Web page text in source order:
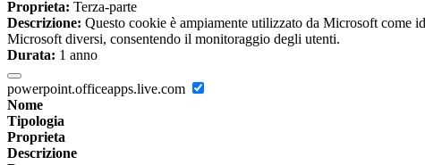
Proprieta: Terza-parte
Descrizione: Questo cookie è ampiamente utilizzato da Microsoft come
Microsoft diversi, consentendo il monitoraggio degli utenti.
Durata: 1 anno
powerpoint.officeapps.live.com
Nome
Tipologia
Proprieta
Descrizione